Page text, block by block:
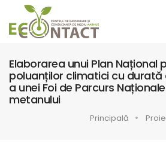
Elaborarea unui Plan Național
poluanților climatici cu
a unei Foi de Parcurs
metanului
Principală